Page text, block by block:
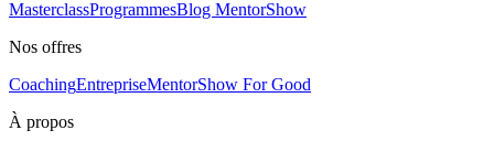
MasterclassProgrammesBlog MentorShow
Nos offres
CoachingEntrepriseMentorShow For Good
À propos